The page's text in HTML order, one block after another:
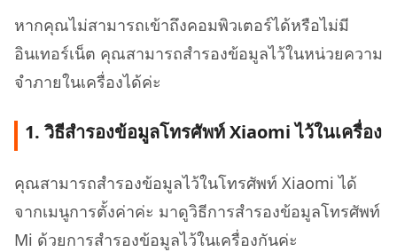
หากคุณไม่สามารถเข้าถึงคอมพิวเตอร์ได้หรือไม่มี
อินเทอร์เน็ต คุณสามารถสำรองข้อมูลไว้ในหน่วยความ
จำภายในเครื่องได้ค่ะ
1. วิธีสำรองข้อมูลโทรศัพท์ Xiaomi ไว้ในเครื่อง
คุณสามารถสำรองข้อมูลไว้ในโทรศัพท์ Xiaomi ได้
จากเมนูการตั้งค่าค่ะ มาดูวิธีการสำรองข้อมูลโทรศัพท์
Mi ด้วยการสำรองข้อมูลไว้ในเครื่องกันค่ะ